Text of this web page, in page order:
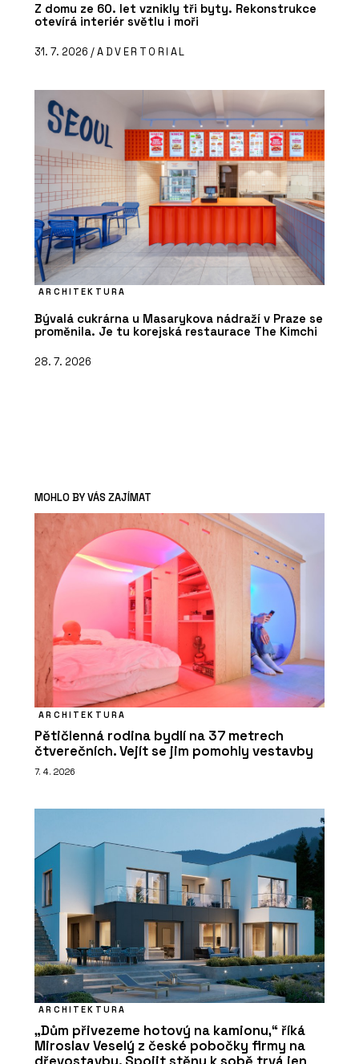
Z domu ze 60. let vznikly tři byty. Rekonstrukce
otevírá interiér světlu i moři
31. 7. 2026 /ADVERTORIAL
ARCHITEKTURA
Bývalá cukrárna u Masarykova nádraží v Praze se
proměnila. Je tu korejská restaurace The Kimchi
28. 7. 2026
MOHLO BY VÁS ZAJÍMAT
ARCHITEKTURA
Pětičlenná rodina bydlí na 37 metrech
čtverečních. Vejít se jim pomohly vestavby
7. 4. 2026
ARCHITEKTURA
„Dům přivezeme hotový na kamionu,“ říká
Miroslav Veselý z české pobočky firmy na